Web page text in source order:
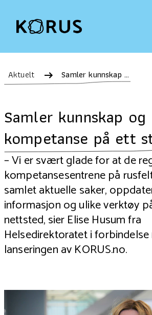
Aktuelt Samler kunnskap og kompetanse på ett sted
Samler kunnskap og
kompetanse på ett
– Vi er svært glade for at de
kompetansesentrene på
samlet aktuelle saker,
informasjon og ulike verktøy
nettsted, sier Elise Husum fra
Helsedirektoratet i
lanseringen avKORUS.no.